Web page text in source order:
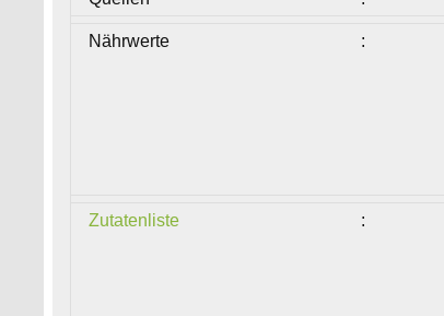
Nährwerte :
Zutatenliste :